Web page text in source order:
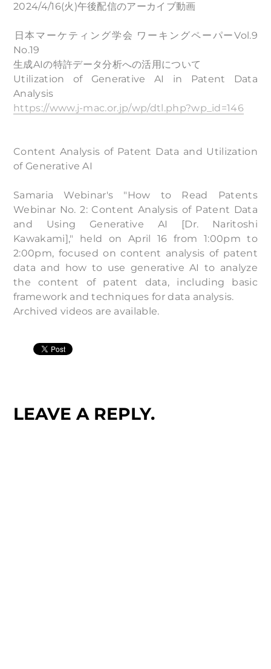
2024/4/16(火)午後配信のアーカイブ動画
​日本マーケティング学会 ワーキングペーパーVol.9
No.19
生成AIの特許データ分析への活用について
Utilization of Generative AI in Patent Data
Analysis
https://www.j-mac.or.jp/wp/dtl.php?wp_id=146
Content Analysis of Patent Data and Utilization
of Generative AI
Samaria Webinar's "How to Read Patents
Webinar No. 2: Content Analysis of Patent Data
and Using Generative AI [Dr. Naritoshi
Kawakami]," held on April 16 from 1:00pm to
2:00pm, focused on content analysis of patent
data and how to use generative AI to analyze
the content of patent data, including basic
framework and techniques for data analysis.
Archived videos are available.
LEAVE A REPLY.